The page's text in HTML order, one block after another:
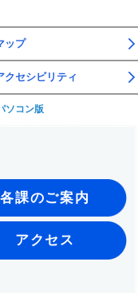
ップ
クセシビリティ
ソコン版
各課のご案内
アクセス